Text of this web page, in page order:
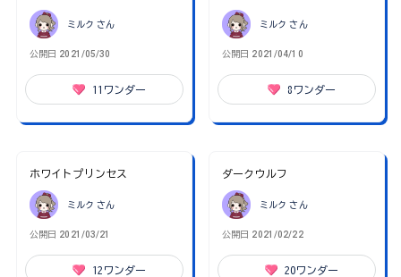
ミルク さん
公開日 2021/05/30
11 ワンダー
ミルク さん
公開日 2021/04/10
8 ワンダー
ホワイトプリンセス
ミルク さん
公開日 2021/03/21
12 ワンダー
ダークウルフ
ミルク さん
公開日 2021/02/22
20ワンダー